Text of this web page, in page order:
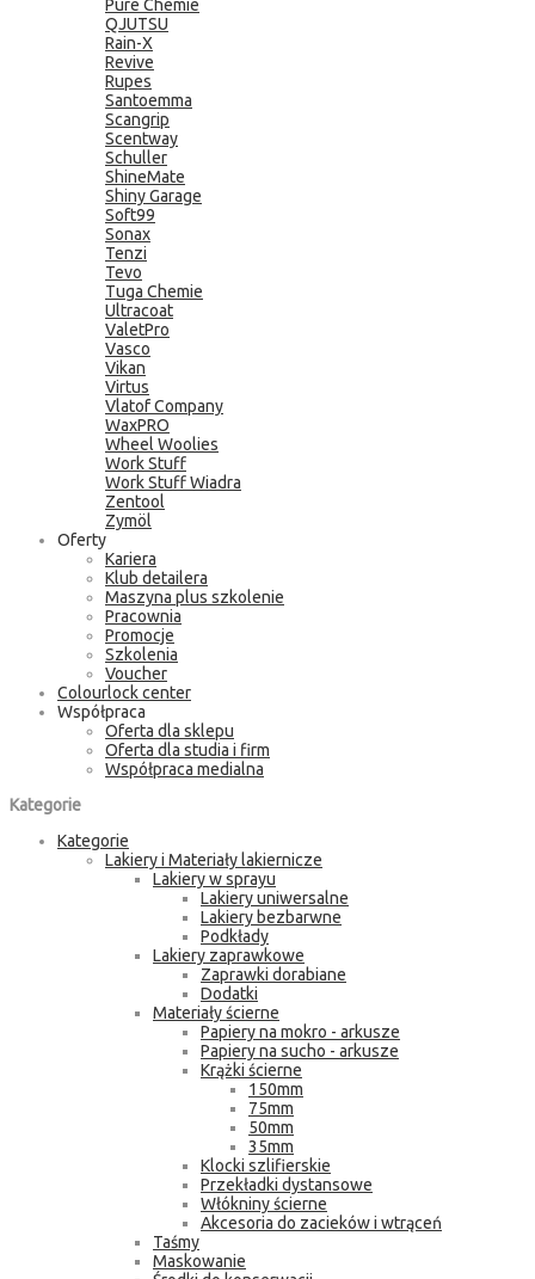
Pure Chemie
QJUTSU
Rain-X
Revive
Rupes
Santoemma
Scangrip
Scentway
Schuller
ShineMate
Shiny Garage
Soft99
Sonax
Tenzi
Tevo
Tuga Chemie
Ultracoat
ValetPro
Vasco
Vikan
Virtus
Vlatof Company
WaxPRO
Wheel Woolies
Work Stuff
Work Stuff Wiadra
Zentool
Zymöl
Oferty
Kariera
Klub detailera
Maszyna plus szkolenie
Pracownia
Promocje
Szkolenia
Voucher
Colourlock center
Współpraca
Oferta dla sklepu
Oferta dla studia i firm
Współpraca medialna
Kategorie
Kategorie
Lakiery i Materiały lakiernicze
Lakiery w sprayu
Lakiery uniwersalne
Lakiery bezbarwne
Podkłady
Lakiery zaprawkowe
Zaprawki dorabiane
Dodatki
Materiały ścierne
Papiery na mokro - arkusze
Papiery na sucho - arkusze
Krążki ścierne
150mm
75mm
50mm
35mm
Klocki szlifierskie
Przekładki dystansowe
Włókniny ścierne
Akcesoria do zacieków i wtrąceń
Taśmy
Maskowanie